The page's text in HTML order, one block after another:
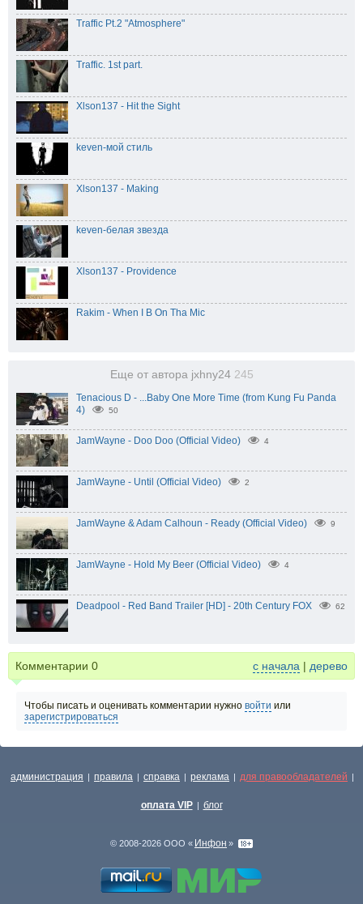
Traffic Pt.2 "Atmosphere"
Traffic. 1st part.
Xlson137 - Hit the Sight
keven-мой стиль
Xlson137 - Making
keven-белая звезда
Xlson137 - Providence
Rakim - When I B On Tha Mic
Еще от автора jxhny24 245
Tenacious D - ...Baby One More Time (from Kung Fu Panda
4)
50
JamWayne - Doo Doo (Official Video) 4
JamWayne - Until (Official Video) 2
JamWayne & Adam Calhoun - Ready (Official Video) 9
JamWayne - Hold My Beer (Official Video) 4
Deadpool - Red Band Trailer [HD] - 20th Century FOX 62
Комментарии 0 с начала | дерево
Чтобы писать и оценивать комментарии нужно войти или
зарегистрироваться
администрация | правила | справка | реклама | для правообладателей |
оплата VIP | блог
© 2008-2026 ООО « Инфон »